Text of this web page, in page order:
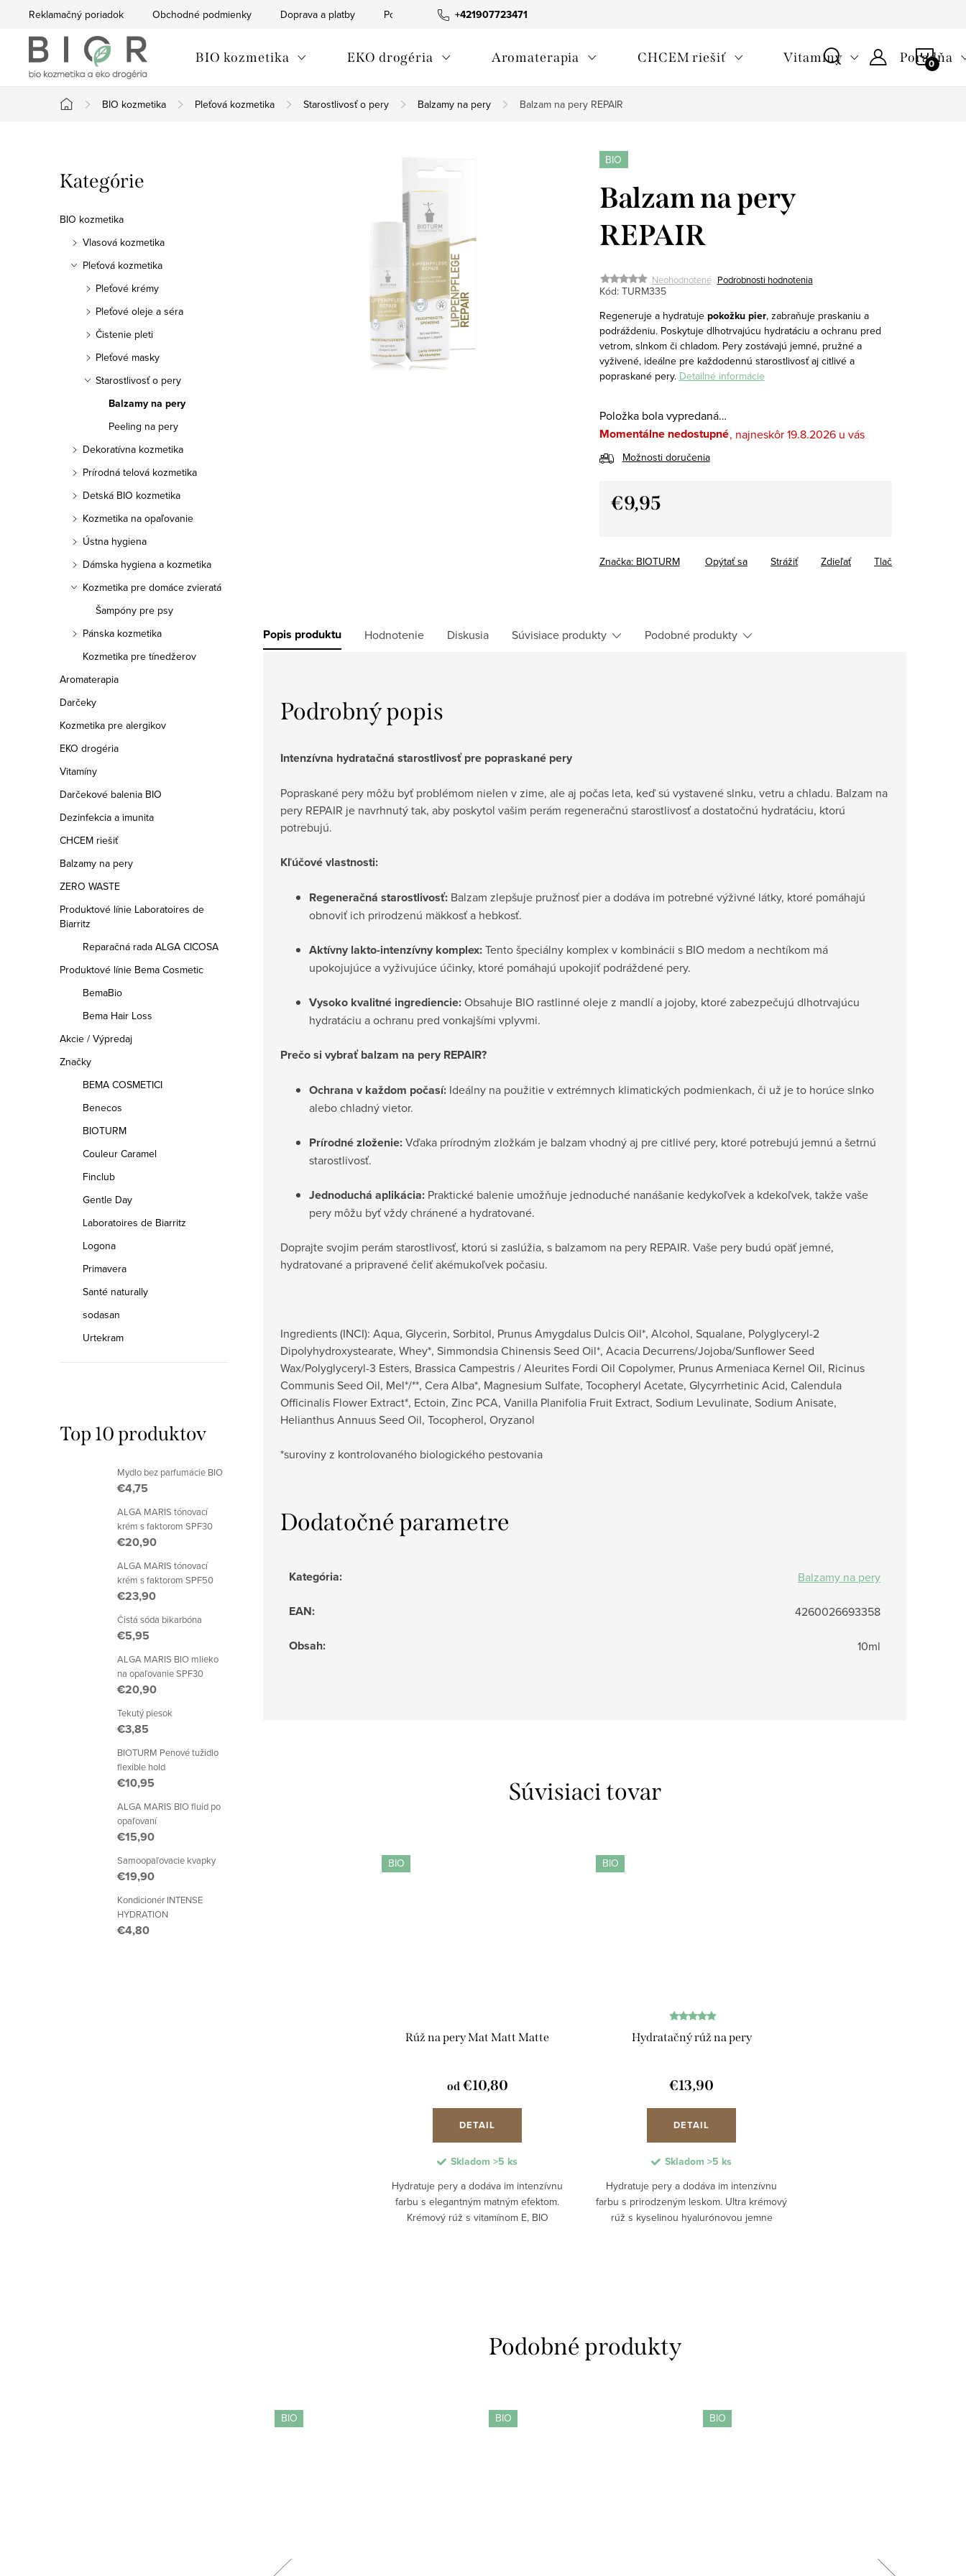
+421907723471
Reklamačný poriadok Obchodné podmienky Doprava a platby Podmienky ochrany osobných údajov
BIO kozmetika EKO drogéria Aromaterapia CHCEM riešiť Vitamíny Poradňa
Domov
BIO kozmetika Pleťová kozmetika Starostlivosť o pery Balzamy na pery Balzam na pery REPAIR
o
č
n
Preskočiť
kategórie
Kategórie
BIO kozmetika
Vlasová kozmetika
Pleťová kozmetika
Pleťové krémy
Pleťové oleje a séra
Čistenie pleti
Pleťové masky
Starostlivosť o pery
Balzamy na pery
Peeling na pery
Dekoratívna kozmetika
Prírodná telová kozmetika
Detská BIO kozmetika
Kozmetika na opaľovanie
Ústna hygiena
Dámska hygiena a kozmetika
Kozmetika pre domáce zvieratá
Šampóny pre psy
Pánska kozmetika
Kozmetika pre tínedžerov
Aromaterapia
Darčeky
Kozmetika pre alergikov
EKO drogéria
Vitamíny
Darčekové balenia BIO
Dezinfekcia a imunita
CHCEM riešiť
Balzamy na pery
ZERO WASTE
Produktové línie Laboratoires de
Biarritz
Reparačná rada ALGA CICOSA
Produktové línie Bema Cosmetic
BemaBio
Bema Hair Loss
Akcie / Výpredaj
Značky
BEMA COSMETICI
Benecos
BIOTURM
Couleur Caramel
Finclub
Gentle Day
Laboratoires de Biarritz
Logona
Primavera
Santé naturally
sodasan
Urtekram
Top 10 produktov
Mydlo bez parfumácie BIO
€4,75
ALGA MARIS tónovací
krém s faktorom SPF30
€20,90
ALGA MARIS tónovací
krém s faktorom SPF50
€23,90
Čistá sóda bikarbóna
€5,95
ALGA MARIS BIO mlieko
na opaľovanie SPF30
€20,90
Tekutý piesok
€3,85
BIOTURM Penové tužidlo
flexible hold
€10,95
ALGA MARIS BIO fluid po
opaľovaní
€15,90
Samoopaľovacie kvapky
€19,90
Kondicionér INTENSE
HYDRATION
€4,80
BIO
Balzam na pery
REPAIR
Neohodnotené Podrobnosti hodnotenia
Kód: TURM335
Regeneruje a hydratuje pokožku pier, zabraňuje praskaniu a
podráždeniu. Poskytuje dlhotrvajúcu hydratáciu a ochranu pred
vetrom, slnkom či chladom. Pery zostávajú jemné, pružné a
vyživené, ideálne pre každodennú starostlivosť aj citlivé a
popraskané pery. Detailné informácie
Položka bola vypredaná…
Momentálne nedostupné 19.8.2026
Možnosti doručenia
€9,95
Značka: BIOTURM Tlač
Opýtať sa Strážiť Zdieľať
Popis produktu Hodnotenie Diskusia Súvisiace produkty Podobné produkty
Podrobný popis
Intenzívna hydratačná starostlivosť pre popraskané pery
Popraskané pery môžu byť problémom nielen v zime, ale aj počas leta, keď sú vystavené slnku, vetru a chladu. Balzam na
pery REPAIR je navrhnutý tak, aby poskytol vašim perám regeneračnú starostlivosť a dostatočnú hydratáciu, ktorú
potrebujú.
Kľúčové vlastnosti:
Regeneračná starostlivosť: Balzam zlepšuje pružnosť pier a dodáva im potrebné výživné látky, ktoré pomáhajú
obnoviť ich prirodzenú mäkkosť a hebkosť.
Aktívny lakto-intenzívny komplex:Tento špeciálny komplex v kombinácii s BIO medom a nechtíkom má
upokojujúce a vyživujúce účinky, ktoré pomáhajú upokojiť podráždené pery.
Vysoko kvalitné ingrediencie:Obsahuje BIO rastlinné oleje z mandlí a jojoby, ktoré zabezpečujú dlhotrvajúcu
hydratáciu a ochranu pred vonkajšími vplyvmi.
Prečo si vybrať balzam na pery REPAIR?
Ochrana v každom počasí: Ideálny na použitie v extrémnych klimatických podmienkach, či už je to horúce slnko
alebo chladný vietor.
Prírodné zloženie:Vďaka prírodným zložkám je balzam vhodný aj pre citlivé pery, ktoré potrebujú jemnú a šetrnú
starostlivosť.
Jednoduchá aplikácia: Praktické balenie umožňuje jednoduché nanášanie kedykoľvek a kdekoľvek, takže vaše
pery môžu byť vždy chránené a hydratované.
Doprajte svojim perám starostlivosť, ktorú si zaslúžia, s balzamom na pery REPAIR. Vaše pery budú opäť jemné,
hydratované a pripravené čeliť akémukoľvek počasiu.
Ingredients (INCI): Aqua, Glycerin, Sorbitol, Prunus Amygdalus Dulcis Oil*, Alcohol, Squalane, Polyglyceryl-2
Dipolyhydroxystearate, Whey*, Simmondsia Chinensis Seed Oil*, Acacia Decurrens/Jojoba/Sunflower Seed
Wax/Polyglyceryl-3 Esters, Brassica Campestris / Aleurites Fordi Oil Copolymer, Prunus Armeniaca Kernel Oil, Ricinus
Communis Seed Oil, Mel*/**, Cera Alba*, Magnesium Sulfate, Tocopheryl Acetate, Glycyrrhetinic Acid, Calendula
Officinalis Flower Extract*, Ectoin, Zinc PCA, Vanilla Planifolia Fruit Extract, Sodium Levulinate, Sodium Anisate,
Helianthus Annuus Seed Oil, Tocopherol, Oryzanol
*suroviny z kontrolovaného biologického pestovania
Dodatočné parametre
Kategória: Balzamy na pery
EAN: 4260026693358
Obsah: 10ml
Súvisiaci tovar
BIO
Rúž na pery Mat Matt Matte
od€10,80
DETAIL
Skladom >5 ks
Hydratuje pery a dodáva im intenzívnu
farbu s elegantným matným efektom.
Krémový rúž s vitamínom E, BIO
BIO
Hydratačný rúž na pery
€13,90
DETAIL
Skladom >5 ks
Hydratuje pery a dodáva im intenzívnu
farbu s prirodzeným leskom. Ultra krémový
rúž s kyselinou hyalurónovou jemne
BIO BIO BIO